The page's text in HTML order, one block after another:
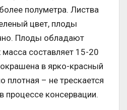
полуметра. Листва
цвет, плоды
Плоды обладают
составляет 15-20
в ярко-красный
плотная – не трескается
процессе консервации.